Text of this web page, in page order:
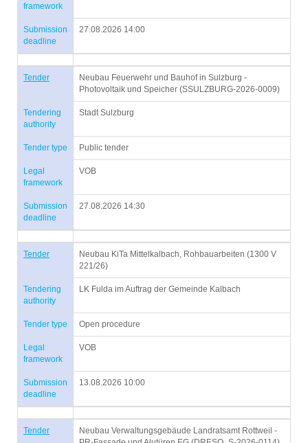
framework
Submission
deadline
27.08.2026 14:00
Tender
Neubau Feuerwehr und Bauhof in Sulzburg -
Photovoltaik und Speicher (SSULZBURG-2026-0009)
Tendering
authority
Stadt Sulzburg
Tender type Public tender
Legal
framework
VOB
Submission
deadline
27.08.2026 14:30
Tender
Neubau KiTa Mittelkalbach, Rohbauarbeiten (1300 V
221/26)
Tendering
authority
LK Fulda im Auftrag der Gemeinde Kalbach
Tender type Open procedure
Legal
framework
VOB
Submission
deadline
13.08.2026 10:00
Tender
Neubau Verwaltungsgebäude Landratsamt Rottweil -